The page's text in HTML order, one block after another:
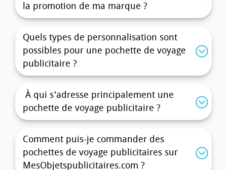
Pourquoi choisir une trousse ou
étui de voyage personnalisé pour
votre communication ?
Offrir une pochette de voyage personnalisée
c’est créer un objet à la fois fonctionnel et à forte
valeur perçue. Voici quelques raisons qui en font
un support publicitaire de choix :
Utilité réelle :idéal pour organiser ses
documents (billets d’avion, passeport, cartes
(câbles de chargement, écouteurs, petits
produits de soin).
la promotion de ma marque ?
Quels types de personnalisation sont
possibles pour une pochette de voyage
publicitaire ?
À qui s'adresse principalement une
pochette de voyage publicitaire ?
Comment puis-je commander des
pochettes de voyage publicitaires sur
MesObjetspublicitaires.com ?